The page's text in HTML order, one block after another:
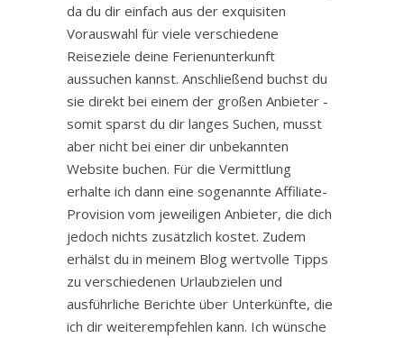
da du dir einfach aus der exquisiten
Vorauswahl für viele verschiedene
Reiseziele deine Ferienunterkunft
aussuchen kannst. Anschließend buchst du
sie direkt bei einem der großen Anbieter -
somit sparst du dir langes Suchen, musst
aber nicht bei einer dir unbekannten
Website buchen. Für die Vermittlung
erhalte ich dann eine sogenannte Affiliate-
Provision vom jeweiligen Anbieter, die dich
jedoch nichts zusätzlich kostet. Zudem
erhälst du in meinem Blog wertvolle Tipps
zu verschiedenen Urlaubzielen und
ausführliche Berichte über Unterkünfte, die
ich dir weiterempfehlen kann. Ich wünsche